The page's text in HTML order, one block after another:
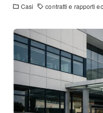
Casi
contratti e rapporti